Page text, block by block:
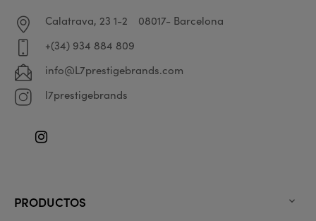
Calatrava, 23 1-2
08017- Barcelona
+(34) 934 884 809
info@L7prestigebrands.com
l7prestigebrands
Instagram
PRODUCTOS 